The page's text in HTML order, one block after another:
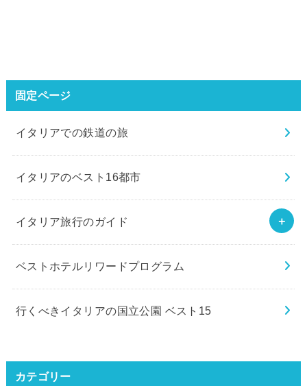
固定ページ
イタリアでの鉄道の旅
イタリアのベスト16都市
イタリア旅行のガイド
ベストホテルリワードプログラム
行くべきイタリアの国立公園 ベスト15
カテゴリー